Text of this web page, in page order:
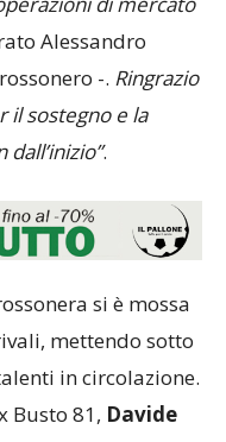
Alessandro
-. Ringrazio
il sostegno e la
.
in circolazione.